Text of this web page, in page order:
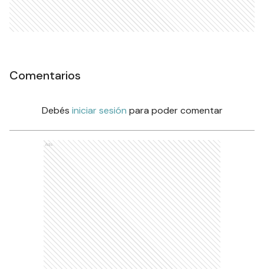
Comentarios
Debés iniciar sesión para poder comentar
Ads